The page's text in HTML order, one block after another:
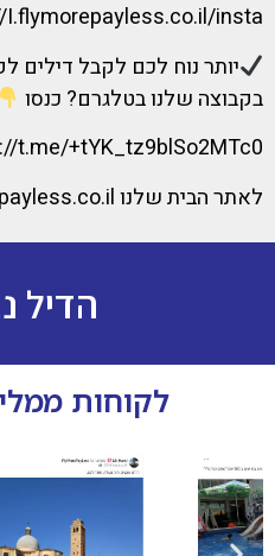
insta
יותר נוח לכם לקבל דילים
בקבוצה שלנו בטלגרם? כנסו
t.me/+tYK_tz9blSo2MTc0
לאתר הבית שלנו https://flymorepayless.co.il/
הדיל
לקוחות